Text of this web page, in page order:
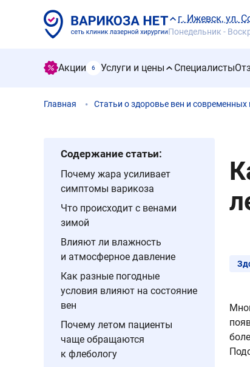
г. Ижевск, ул.
Понедельник -
Акции 6 Услуги и цены Специалисты
Главная Статьи о здоровье вен и
Содержание статьи:
Почему жара усиливает
симптомы варикоза
Что происходит с венами
зимой
Влияют ли влажность
и атмосферное давление
Как разные погодные
условия влияют на состояние
вен
Почему летом пациенты
чаще обращаются
к флебологу